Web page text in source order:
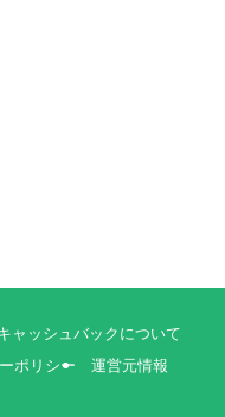
ッシュバックについて
ポリシー 運営元情報